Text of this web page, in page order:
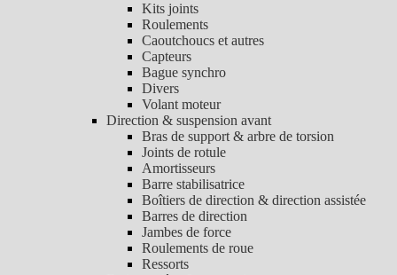
Kits joints
Roulements
Caoutchoucs et autres
Capteurs
Bague synchro
Divers
Volant moteur
Direction & suspension avant
Bras de support & arbre de torsion
Joints de rotule
Amortisseurs
Barre stabilisatrice
Boîtiers de direction & direction assistée
Barres de direction
Jambes de force
Roulements de roue
Ressorts